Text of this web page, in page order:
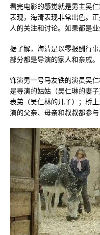
看完电影的感觉就是男主吴
表现，海清表现非常出色。
人的关注和讨论。如果都是
据了解，海清是以零报酬行
部分都是导演的家人和亲戚。
饰演男一号马友铁的演员吴
是导演的姑姑（吴仁琳的妻
表弟（吴仁林的儿子）；桥
演的父亲、母亲和叔叔都参与